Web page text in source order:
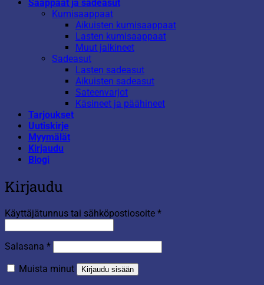
Saappaat ja sadeasut
Kumisaappaat
Aikuisten kumisaappaat
Lasten kumisaappaat
Muut jalkineet
Sadeasut
Lasten sadeasut
Aikuisten sadeasut
Sateenvarjot
Käsineet ja päähineet
Tarjoukset
Uutiskirje
Myymälät
Kirjaudu
Blogi
Kirjaudu
Käyttäjätunnus tai sähköpostiosoite *Vaaditaan
Salasana *Vaaditaan
Muista minut Kirjaudu sisään